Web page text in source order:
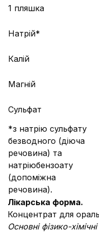
1 пляшка
Натрій*
Калій
Магній
Сульфат
*з натрію сульфату
безводного (діюча
речовина) та
натріюбензоату
(допоміжна
речовина).
Лікарська форма.
Концентрат для
Основні фізико-